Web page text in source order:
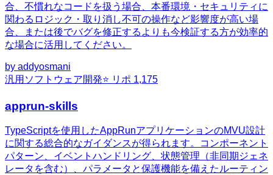
合、不慣れなコードを扱う場合、本番環境・セキュリティに
関わるロジック・取り消し不可の操作など影響度が高い場
合、または後でバグを修正するよりも今検証する方が効率的
な場合に活用してください。
by addyosmani
汎用 ソフトウェア開発⭐ リポ 1,175
apprun-skills
TypeScriptを使用したAppRunアプリケーションのMVU設計
に関する総合的なガイダンスが得られます。コンポーネント
パターン、イベントハンドリング、状態管理（非同期ジェネ
レータを含む）、パラメータと保護機能を備えたルーティン